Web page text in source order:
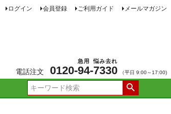
ログイン 会員登録 ご利用ガイド メールマガジン
電話注文 0120-94
急用
-7330
悩み去れ
（平日 9:00～17:00)